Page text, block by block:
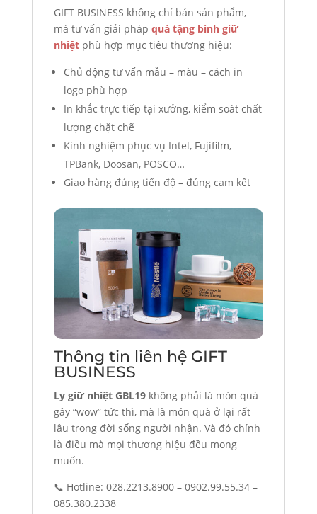
GIFT BUSINESS không chỉ bán sản phẩm,
mà tư vấn giải pháp quà tặng bình giữ
nhiệtphù hợp mục tiêu thương hiệu:
Chủ động tư vấn mẫu – màu – cách in
logo phù hợp
In khắc trực tiếp tại xưởng, kiểm soát chất
lượng chặt chẽ
Kinh nghiệm phục vụ Intel, Fujifilm,
TPBank, Doosan, POSCO…
Giao hàng đúng tiến độ – đúng cam kết
Thông tin liên hệ GIFT
BUSINESS
Ly giữ nhiệt GBL19không phải là món quà
gây “wow” tức thì, mà là món quà ở lại rất
lâu trong đời sống người nhận. Và đó chính
là điều mà mọi thương hiệu đều mong
muốn.
📞 Hotline: 028.2213.8900 – 0902.99.55.34 –
085.380.2338